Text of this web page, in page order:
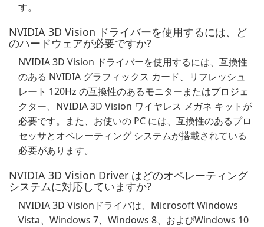
す。
NVIDIA 3D Vision ドライバーを使用するには、ど
のハードウェアが必要ですか?
NVIDIA 3D Vision ドライバーを使用するには、互換性
のある NVIDIA グラフィックス カード、リフレッシュ
レート 120Hz の互換性のあるモニターまたはプロジェ
クター、NVIDIA 3D Vision ワイヤレス メガネ キットが
必要です。また、お使いの PC には、互換性のあるプロ
セッサとオペレーティング システムが搭載されている
必要があります。
NVIDIA 3D Vision Driver はどのオペレーティング
システムに対応していますか?
NVIDIA 3D Visionドライバは、Microsoft Windows
Vista、Windows 7、Windows 8、およびWindows 10